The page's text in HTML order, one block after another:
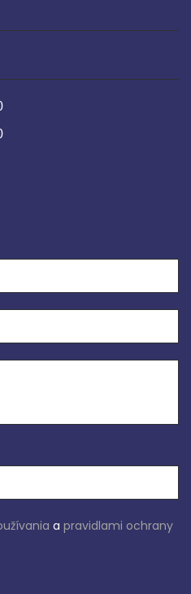
a pravidlami ochrany